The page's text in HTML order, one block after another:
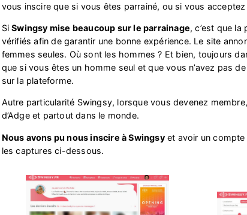
vous inscire que si vous êtes parrainé, ou si vous acceptez
SiSwingsy mise beaucoup sur le parrainage, c’est que
vérifiés afin de garantir une bonne expérience. Le site
femmes seules. Où sont les hommes ? Et bien, toujours
que si vous êtes un homme seul et que vous n’avez pas
sur la plateforme.
Autre particularité Swingsy, lorsque vous devenez
d’Adge et partout dans le monde.
Nous avons pu nous inscire à Swingsyet avoir un compte
les captures ci-dessous.